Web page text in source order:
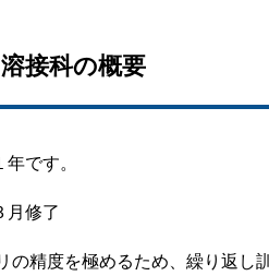
接科の概要
です。
月修了
の精度を極めるため、繰り返し